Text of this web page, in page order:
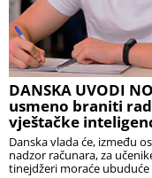
DANSKA UVODI
usmeno braniti
vještačke
Danska vlada će, između
nadzor računara, za
tinejdžeri moraće ubuduće